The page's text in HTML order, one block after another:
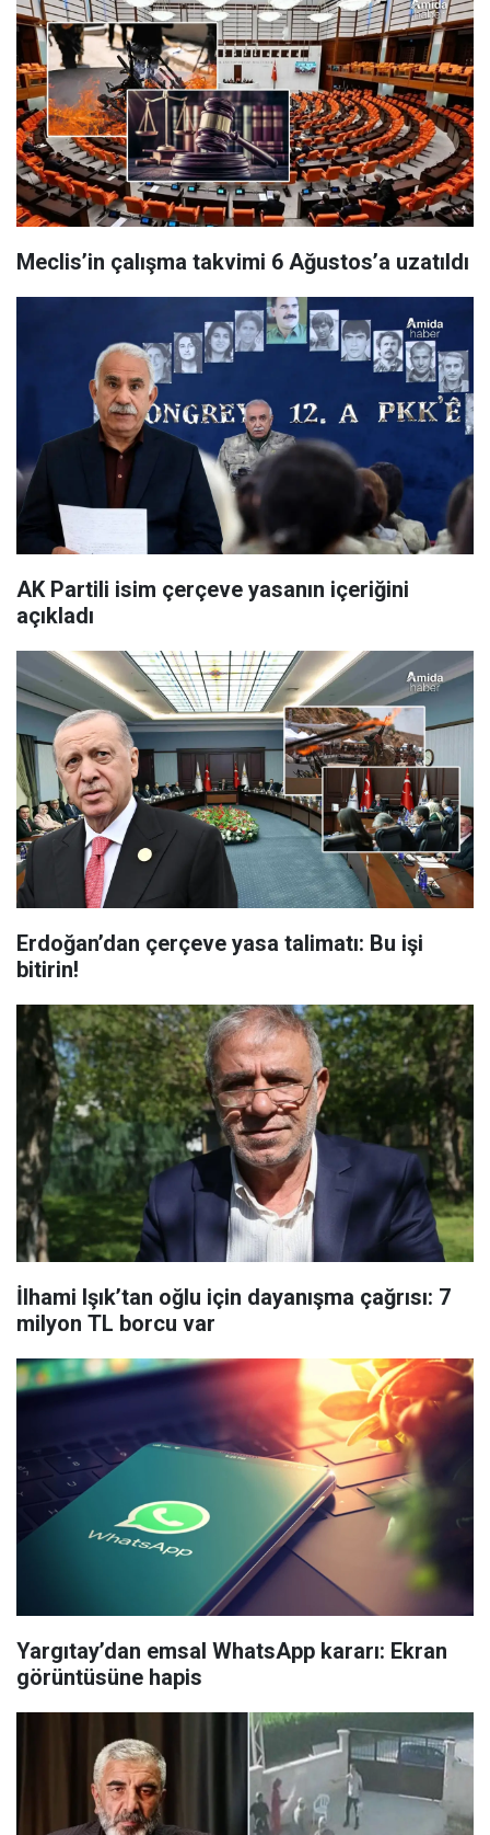
Meclis’in çalışma takvimi 6 Ağustos’a uzatıldı
AK Partili isim çerçeve yasanın içeriğini
açıkladı
Erdoğan’dan çerçeve yasa talimatı: Bu işi
bitirin!
İlhami Işık’tan oğlu için dayanışma çağrısı: 7
milyon TL borcu var
Yargıtay’dan emsal WhatsApp kararı: Ekran
görüntüsüne hapis